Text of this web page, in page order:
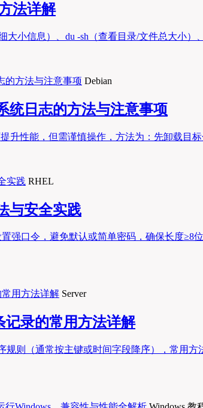
法详解
小信息）、du -sh（查看目录/文件总大小
Debian
统日志的方法与注意事项
升性能，但需谨慎操作，方法为：先卸载目
RHEL
与安全实践
强口令，避免默认或简单密码，确保长度≥8
Server
记录的常用方法详解
规则（通常按主键或时间字段降序），常用